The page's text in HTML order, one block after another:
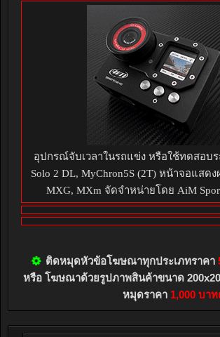
อุปกรณ์จับเวลาในรถแข่ง หรือใช้ทดสอบร
Solo 2 DL, MyChron5S (2T) หน้าจอแสดง
MXG, MXm จัดจำหน่ายโดย AiM
ติดหมุดหัวข้อโฆษณาทุกประเภทราคา
หรือ โฆษณาด้วยรูปภาพสินค้าขนาด
หมุดราคา 1,000 บา